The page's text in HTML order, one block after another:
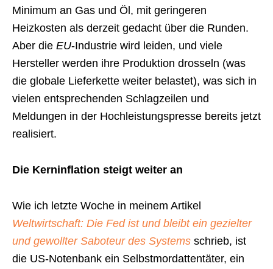
Minimum an Gas und Öl, mit geringeren
Heizkosten als derzeit gedacht über die Runden.
Aber die EU-Industrie wird leiden, und viele
Hersteller werden ihre Produktion drosseln (was
die globale Lieferkette weiter belastet), was sich in
vielen entsprechenden Schlagzeilen und
Meldungen in der Hochleistungspresse bereits jetzt
realisiert.
Die Kerninflation steigt weiter an
Wie ich letzte Woche in meinem Artikel
Weltwirtschaft: Die Fed ist und bleibt ein gezielter
und gewollter Saboteur des Systems schrieb, ist
die US-Notenbank ein Selbstmordattentäter, ein